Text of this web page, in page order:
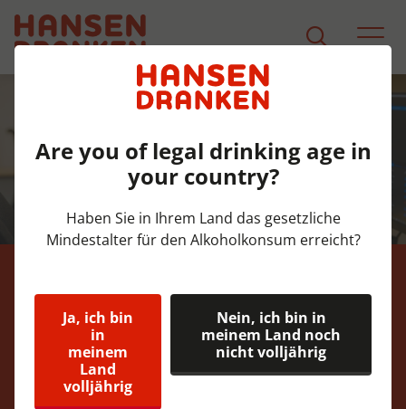
Wie können wir Ihnen
helfen?
Haben Sie Fragen, brauchen Sie einen Rat oder
suchen Sie eine bestimmte Lösung? Unser
Are you of legal drinking age in
your country?
Haben Sie in Ihrem Land das gesetzliche
Mindestalter für den Alkoholkonsum erreicht?
Ja, ich bin
in
meinem
Land
volljährig
Nein, ich bin in
meinem Land noch
nicht volljährig